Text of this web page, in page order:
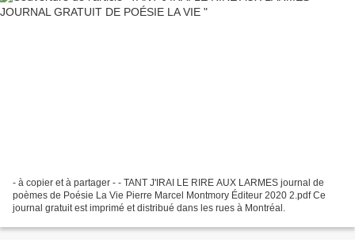
- à copier et à partager - - TANT J'IRAI LE RIRE AUX LARMES journal de
poèmes de Poésie La Vie Pierre Marcel Montmory Éditeur 2020 2.pdf Ce
journal gratuit est imprimé et distribué dans les rues à Montréal.